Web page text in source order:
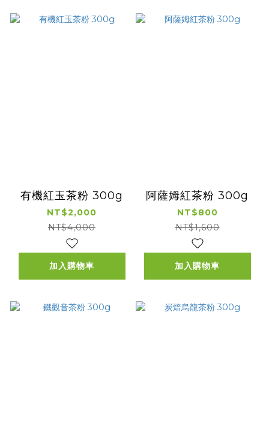
有機紅玉茶粉 300g
NT$2,000
NT$4,000
加入購物車
阿薩姆紅茶粉 300g
NT$800
NT$1,600
加入購物車